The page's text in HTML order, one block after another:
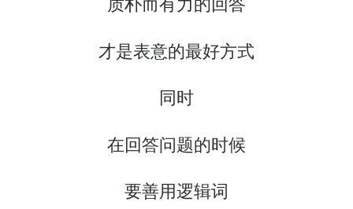
才是表意的最好方式
同时
在回答问题的时候
要善用逻辑词